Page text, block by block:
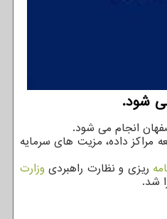
شود.
مراکز داده، مزیت های سرمایه
ریزی و نظارت راهبردی وزارت
شد.